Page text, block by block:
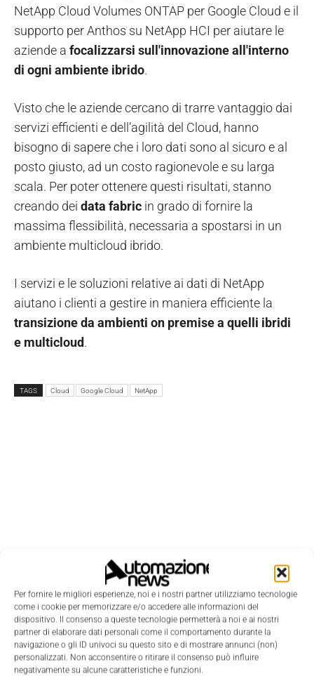
Per fornire le migliori esperienze, noi e i nostri partner utilizziamo tecnologie
come i cookie per memorizzare e/o accedere alle informazioni del
dispositivo. Il consenso a queste tecnologie permetterà a noi e ai nostri
partner di elaborare dati personali come il comportamento durante la
navigazione o gli ID univoci su questo sito e di mostrare annunci (non)
personalizzati. Non acconsentire o ritirare il consenso può influire
negativamente su alcune caratteristiche e funzioni.
LEGGI LA RIVISTA ⇢
NetApp Cloud Volumes ONTAP per Google Cloud e il
supporto per Anthos su NetApp HCI per aiutare le
aziende a focalizzarsi sull'innovazione all'interno
di ogni ambiente ibrido.
Visto che le aziende cercano di trarre vantaggio dai
servizi efficienti e dell’agilità del Cloud, hanno
bisogno di sapere che i loro dati sono al sicuro e al
posto giusto, ad un costo ragionevole e su larga
scala. Per poter ottenere questi risultati, stanno
creando dei data fabric in grado di fornire la
massima flessibilità, necessaria a spostarsi in un
ambiente multicloud ibrido.
I servizi e le soluzioni relative ai dati di NetApp
aiutano i clienti a gestire in maniera efficiente la
transizione da ambienti on premise a quelli ibridi
e multicloud.
TAGS Cloud Google Cloud NetApp